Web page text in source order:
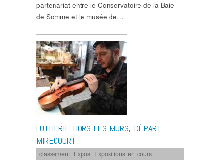
partenariat entre le Conservatoire de la Baie
de Somme et le musée de…
LUTHERIE HORS LES MURS, DÉPART
MIRECOURT
classement Expos Expositions en cours